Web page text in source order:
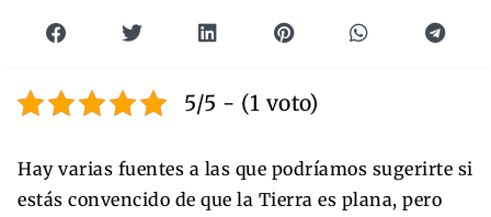
5/5 - (1 voto)
Hay varias fuentes a las que podríamos sugerirte si
estás convencido de que la Tierra es plana, pero